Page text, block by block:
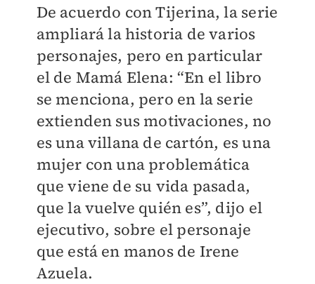
De acuerdo con Tijerina, la serie
ampliará la historia de varios
personajes, pero en particular
el de Mamá Elena: “En el libro
se menciona, pero en la serie
extienden sus motivaciones, no
es una villana de cartón, es una
mujer con una problemática
que viene de su vida pasada,
que la vuelve quién es”, dijo el
ejecutivo, sobre el personaje
que está en manos de Irene
Azuela.